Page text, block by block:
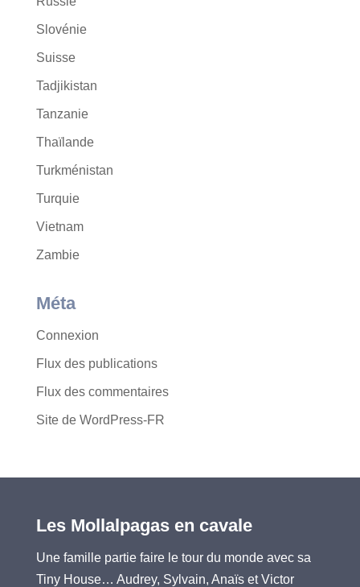
Slovénie
Suisse
Tadjikistan
Tanzanie
Thaïlande
Turkménistan
Turquie
Vietnam
Zambie
Méta
Connexion
Flux des publications
Flux des commentaires
Site de WordPress-FR
Les Mollalpagas en cavale
Une famille partie faire le tour du monde avec sa
Tiny House… Audrey, Sylvain, Anaïs et Victor